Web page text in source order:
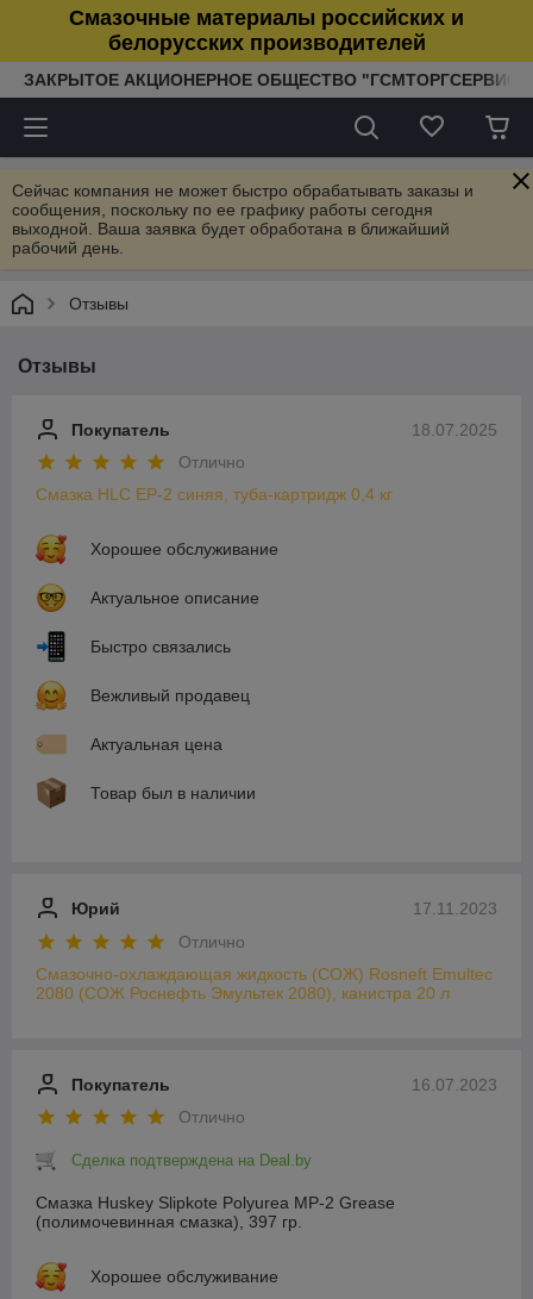
Смазочные материалы российских и
белорусских производителей
ЗАКРЫТОЕ АКЦИОНЕРНОЕ ОБЩЕСТВО "ГСМТОРГСЕРВИС"
Сейчас компания не может быстро обрабатывать заказы и
сообщения, поскольку по ее графику работы сегодня
выходной. Ваша заявка будет обработана в ближайший
рабочий день.
Отзывы
Отзывы
18.07.2025
Покупатель
Отлично
Смазка HLC EP-2 синяя, туба-картридж 0,4 кг
Хорошее обслуживание
Актуальное описание
Быстро связались
Вежливый продавец
Актуальная цена
Товар был в наличии
17.11.2023
Юрий
Отлично
Смазочно-охлаждающая жидкость (СОЖ) Rosneft Emultec
2080 (СОЖ Роснефть Эмультек 2080), канистра 20 л
16.07.2023
Покупатель
Отлично
Сделка подтверждена на Deal.by
Смазка Huskey Slipkote Polyurea MP-2 Grease
(полимочевинная смазка), 397 гр.
Хорошее обслуживание